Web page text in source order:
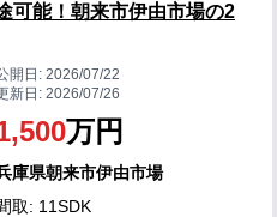
可能！朝来市伊由市場の2
開日:2026/07/22
新日:2026/07/26
万円
庫県朝来市伊由市場
取: 11SDK